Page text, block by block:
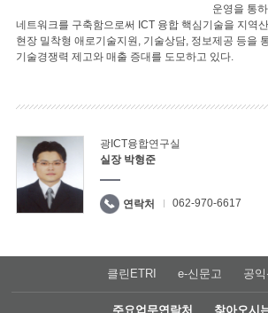
운영을 통
네트워크를 구축함으로써 ICT 융합 핵심기술을 지역
현장 밀착형 애로기술지원, 기술상담, 정보제공 등을
기술경쟁력 제고와 매출 증대를 도모하고 있다.
광ICT융합연구실
실장 박형준
연락처 062-970-6617
클린ETRI e-신문고 공
주요업무연락처 찾아오시